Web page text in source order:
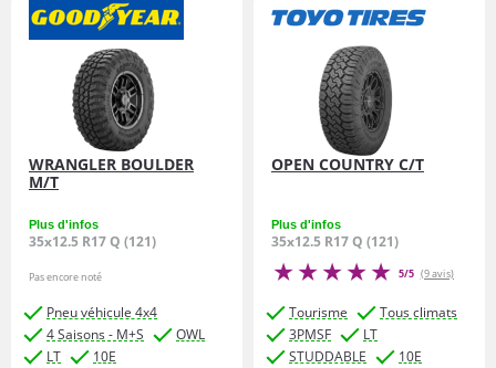
WRANGLER BOULDER
M/T
Plus d'infos
35x12.5 R17 Q (121)
Pas encore noté
Pneu véhicule 4x4
4 Saisons - M+S
OWL
LT
10E
OPEN COUNTRY C/T
Plus d'infos
35x12.5 R17 Q (121)
5/5 (9 avis)
Tourisme
Tous climats
3PMSF
LT
STUDDABLE
10E